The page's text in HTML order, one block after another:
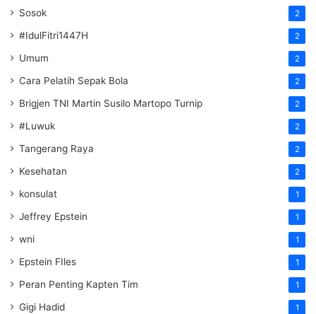
Sosok 2
#IdulFitri1447H 2
Umum 2
Cara Pelatih Sepak Bola 2
Brigjen TNI Martin Susilo Martopo Turnip 2
#Luwuk 2
Tangerang Raya 2
Kesehatan 2
konsulat 1
Jeffrey Epstein 1
wni 1
Epstein FIles 1
Peran Penting Kapten Tim 1
Gigi Hadid 1